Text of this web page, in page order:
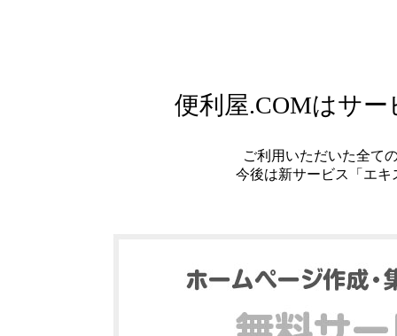
便利屋.COMはサ
ご利用いただいた全て
今後は新サービス「エ